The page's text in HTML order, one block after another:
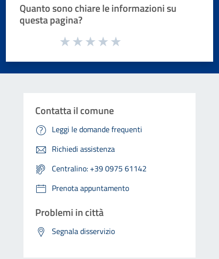
Quanto sono chiare le informazioni su
questa pagina?
Valuta da 1 a 5 stelle la pagina
Contatta il comune
Leggi le domande frequenti
Richiedi assistenza
Centralino: +39 0975 61142
Prenota appuntamento
Problemi in città
Segnala disservizio